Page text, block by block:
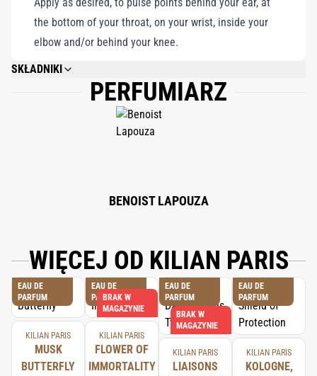
the bottom of your throat, on your wrist, inside your
elbow and/or behind your knee.
SKŁADNIKI
ALCOHOL DENAT., FRAGRANCE (PARFUM), WATER/AQUA/EAU, COUMARIN,
LIMONENE, CINNAMYL ALCOHOL, CINNAMAL, LINALOOL, EUGENOL,
PERFUMIARZ
BENOIST LAPOUZA
WIĘCEJ OD KILIAN PARIS
EAU DE
PARFUM
KILIAN PARIS
MUSK
BUTTERFLY
EAU DE
PARFUM
BRAK W
MAGAZYNIE
KILIAN PARIS
FLOWER OF
IMMORTALITY
EAU DE
PARFUM
BRAK W
MAGAZYNIE
KILIAN PARIS
LIAISONS
EAU DE
PARFUM
KILIAN PARIS
KOLOGNE,